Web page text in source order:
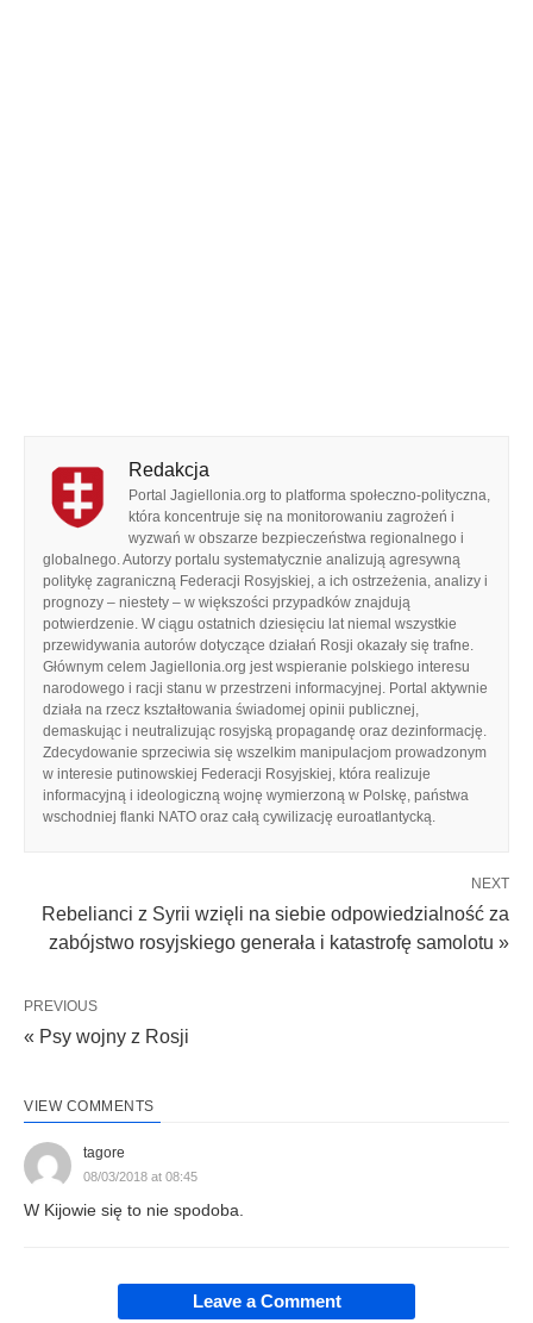
Redakcja
Portal Jagiellonia.org to platforma społeczno-polityczna,
która koncentruje się na monitorowaniu zagrożeń i
wyzwań w obszarze bezpieczeństwa regionalnego i
globalnego. Autorzy portalu systematycznie analizują agresywną
politykę zagraniczną Federacji Rosyjskiej, a ich ostrzeżenia, analizy i
prognozy – niestety – w większości przypadków znajdują
potwierdzenie. W ciągu ostatnich dziesięciu lat niemal wszystkie
przewidywania autorów dotyczące działań Rosji okazały się trafne.
Głównym celem Jagiellonia.org jest wspieranie polskiego interesu
narodowego i racji stanu w przestrzeni informacyjnej. Portal aktywnie
działa na rzecz kształtowania świadomej opinii publicznej,
demaskując i neutralizując rosyjską propagandę oraz dezinformację.
Zdecydowanie sprzeciwia się wszelkim manipulacjom prowadzonym
w interesie putinowskiej Federacji Rosyjskiej, która realizuje
informacyjną i ideologiczną wojnę wymierzoną w Polskę, państwa
wschodniej flanki NATO oraz całą cywilizację euroatlantycką.
NEXT
Rebelianci z Syrii wzięli na siebie odpowiedzialność za
zabójstwo rosyjskiego generała i katastrofę samolotu »
PREVIOUS
« Psy wojny z Rosji
VIEW COMMENTS
tagore
08/03/2018 at 08:45
W Kijowie się to nie spodoba.
Leave a Comment